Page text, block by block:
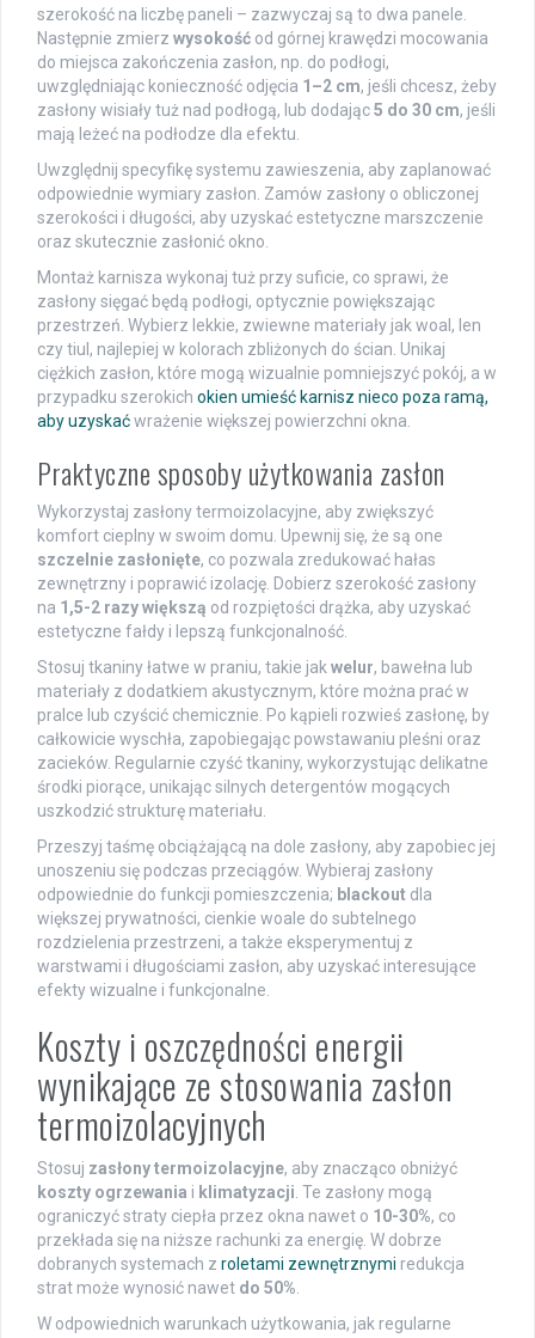
szerokość na liczbę paneli – zazwyczaj są to dwa panele.
Następnie zmierz wysokość od górnej krawędzi mocowania
do miejsca zakończenia zasłon, np. do podłogi,
uwzględniając konieczność odjęcia 1–2 cm, jeśli chcesz, żeby
zasłony wisiały tuż nad podłogą, lub dodając5 do 30 cm, jeśli
mają leżeć na podłodze dla efektu.
Uwzględnij specyfikę systemu zawieszenia, aby zaplanować
odpowiednie wymiary zasłon. Zamów zasłony o obliczonej
szerokości i długości, aby uzyskać estetyczne marszczenie
oraz skutecznie zasłonić okno.
Montaż karnisza wykonaj tuż przy suficie, co sprawi, że
zasłony sięgać będą podłogi, optycznie powiększając
przestrzeń. Wybierz lekkie, zwiewne materiały jak woal, len
czy tiul, najlepiej w kolorach zbliżonych do ścian. Unikaj
ciężkich zasłon, które mogą wizualnie pomniejszyć pokój, a w
przypadku szerokich okien umieść karnisz nieco poza ramą,
aby uzyskaćwrażenie większej powierzchni okna.
Praktyczne sposoby użytkowania zasłon
Wykorzystaj zasłony termoizolacyjne, aby zwiększyć
komfort cieplny w swoim domu. Upewnij się, że są one
szczelnie zasłonięte, co pozwala zredukować hałas
zewnętrzny i poprawić izolację. Dobierz szerokość zasłony
na 1,5-2 razy większą od rozpiętości drążka, aby uzyskać
estetyczne fałdy i lepszą funkcjonalność.
Stosuj tkaniny łatwe w praniu, takie jak welur, bawełna lub
materiały z dodatkiem akustycznym, które można prać w
pralce lub czyścić chemicznie. Po kąpieli rozwieś zasłonę, by
całkowicie wyschła, zapobiegając powstawaniu pleśni oraz
zacieków. Regularnie czyść tkaniny, wykorzystując delikatne
środki piorące, unikając silnych detergentów mogących
uszkodzić strukturę materiału.
Przeszyj taśmę obciążającą na dole zasłony, aby zapobiec jej
unoszeniu się podczas przeciągów. Wybieraj zasłony
odpowiednie do funkcji pomieszczenia; blackout dla
większej prywatności, cienkie woale do subtelnego
rozdzielenia przestrzeni, a także eksperymentuj z
warstwami i długościami zasłon, aby uzyskać interesujące
efekty wizualne i funkcjonalne.
Koszty i oszczędności energii
wynikające ze stosowania zasłon
termoizolacyjnych
Stosuj zasłony termoizolacyjne, aby znacząco obniżyć
koszty ogrzewania i klimatyzacji . Te zasłony mogą
ograniczyć straty ciepła przez okna nawet o 10-30%, co
przekłada się na niższe rachunki za energię. W dobrze
dobranych systemach z roletami zewnętrznymi redukcja
strat może wynosić nawet do 50%
W odpowiednich warunkach użytkowania, jak regularne